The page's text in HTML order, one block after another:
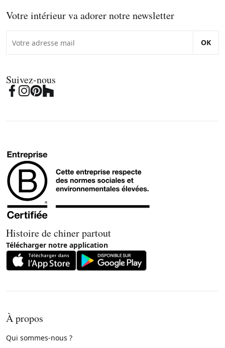
Votre intérieur va adorer notre newsletter
OK
Suivez-nous
Histoire de chiner partout
Télécharger notre application
À propos
Qui sommes-nous ?